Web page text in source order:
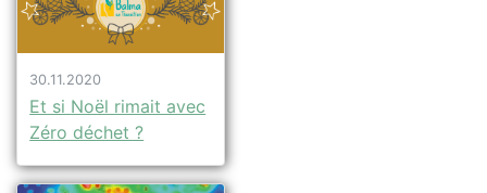
30.11.2020
Et si Noël rimait avec
Zéro déchet ?